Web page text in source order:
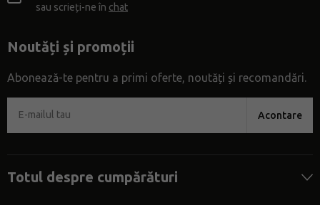
sau scrieți-ne în chat
Noutăți și promoții
Abonează-te pentru a primi oferte, noutăți și recomandări.
Acontare
Totul despre cumpărături